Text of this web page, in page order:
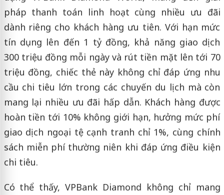
pháp thanh toán linh hoạt cùng nhiều ưu đãi
dành riêng cho khách hàng ưu tiên. Với hạn mức
tín dụng lên đến 1 tỷ đồng, khả năng giao dịch
300 triệu đồng mỗi ngày và rút tiền mặt lên tới 70
triệu đồng, chiếc thẻ này không chỉ đáp ứng nhu
cầu chi tiêu lớn trong các chuyến du lịch mà còn
mang lại nhiều ưu đãi hấp dẫn. Khách hàng được
hoàn tiền tới 10% không giới hạn, hưởng mức phí
giao dịch ngoại tệ cạnh tranh chỉ 1%, cùng chính
sách miễn phí thường niên khi đáp ứng điều kiện
chi tiêu.
Có thể thấy, VPBank Diamond không chỉ mang